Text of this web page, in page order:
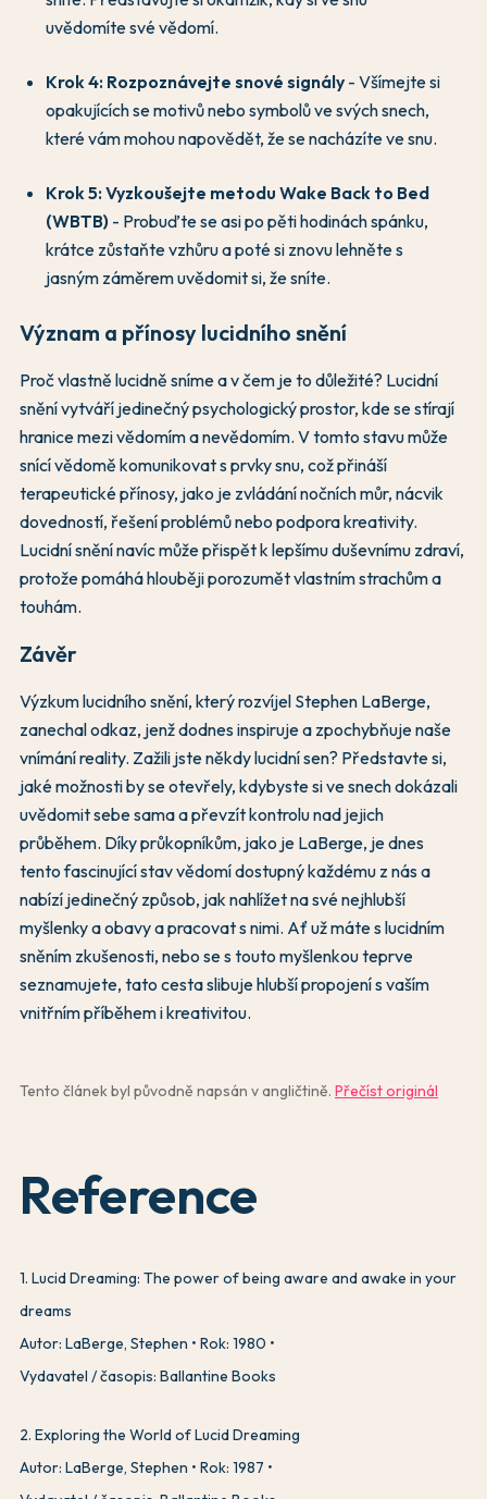
uvědomíte své vědomí.
Krok 4: Rozpoznávejte snové signály - Všímejte si
opakujících se motivů nebo symbolů ve svých snech,
které vám mohou napovědět, že se nacházíte ve snu.
Krok 5: Vyzkoušejte metodu Wake Back to Bed
(WBTB) - Probuďte se asi po pěti hodinách spánku,
krátce zůstaňte vzhůru a poté si znovu lehněte s
jasným záměrem uvědomit si, že sníte.
Význam a přínosy lucidního snění
Proč vlastně lucidně sníme a v čem je to důležité? Lucidní
snění vytváří jedinečný psychologický prostor, kde se stírají
hranice mezi vědomím a nevědomím. V tomto stavu může
snící vědomě komunikovat s prvky snu, což přináší
terapeutické přínosy, jako je zvládání nočních můr, nácvik
dovedností, řešení problémů nebo podpora kreativity.
Lucidní snění navíc může přispět k lepšímu duševnímu zdraví,
protože pomáhá hlouběji porozumět vlastním strachům a
touhám.
Závěr
Výzkum lucidního snění, který rozvíjel Stephen LaBerge,
zanechal odkaz, jenž dodnes inspiruje a zpochybňuje naše
vnímání reality. Zažili jste někdy lucidní sen? Představte si,
jaké možnosti by se otevřely, kdybyste si ve snech dokázali
uvědomit sebe sama a převzít kontrolu nad jejich
průběhem. Díky průkopníkům, jako je LaBerge, je dnes
tento fascinující stav vědomí dostupný každému z nás a
nabízí jedinečný způsob, jak nahlížet na své nejhlubší
myšlenky a obavy a pracovat s nimi. Ať už máte s lucidním
sněním zkušenosti, nebo se s touto myšlenkou teprve
seznamujete, tato cesta slibuje hlubší propojení s vaším
vnitřním příběhem i kreativitou.
Tento článek byl původně napsán v angličtině. Přečíst originál
Reference
1. Lucid Dreaming: The power of being aware and awake in your
dreams
Autor: LaBerge, Stephen
Rok: 1980
Vydavatel / časopis: Ballantine Books
2. Exploring the World of Lucid Dreaming
Autor: LaBerge, Stephen
Rok: 1987